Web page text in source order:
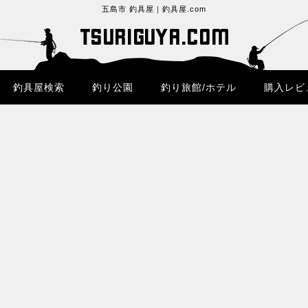
五島市 釣具屋｜釣具屋.com
釣具屋検索 釣り公園 釣り旅館/ホテル 購入レビ